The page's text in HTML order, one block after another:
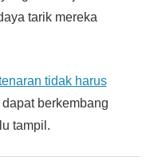
tarik mereka
tidak harus
berkembang
tampil.